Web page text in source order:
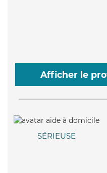
Afficher le
SÉRIEUSE